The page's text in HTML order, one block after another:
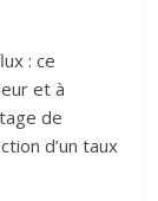
: ce
et à
de
d’un taux